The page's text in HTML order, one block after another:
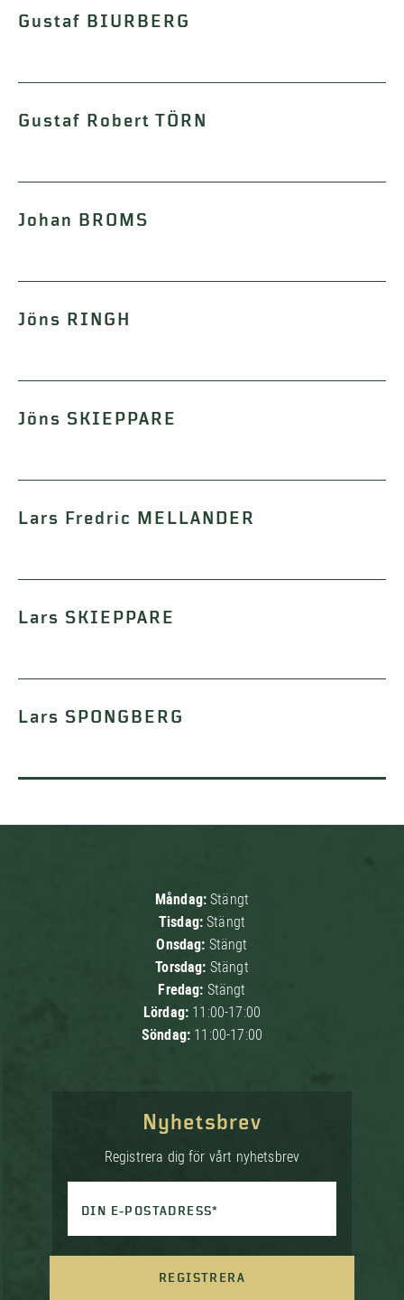
Gustaf BIURBERG
Gustaf Robert TÖRN
Johan BROMS
Jöns RINGH
Jöns SKIEPPARE
Lars Fredric MELLANDER
Lars SKIEPPARE
Lars SPONGBERG
Måndag:Stängt
Tisdag:Stängt
Onsdag: Stängt
Torsdag: Stängt
Fredag: Stängt
Lördag: 11:00-17:00
Söndag: 11:00-17:00
Nyhetsbrev
Registrera dig för vårt nyhetsbrev
DIN E-POSTADRESS*
REGISTRERA